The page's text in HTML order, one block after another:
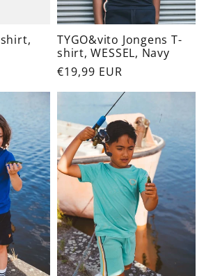
shirt,
TYGO&vito Jongens T-
shirt, WESSEL, Navy
Normaler
Preis
€19,99 EUR